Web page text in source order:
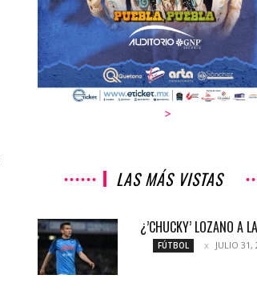
>
LAS MÁS VISTAS
¿’CHUCKY’ LOZANO A
FÚTBOL JULIO 31,